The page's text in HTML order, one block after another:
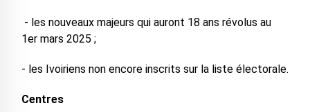
- les nouveaux majeurs qui auront 18 ans révolus au
1er mars 2025 ;
- les Ivoiriens non encore inscrits sur la liste électorale.
Centres